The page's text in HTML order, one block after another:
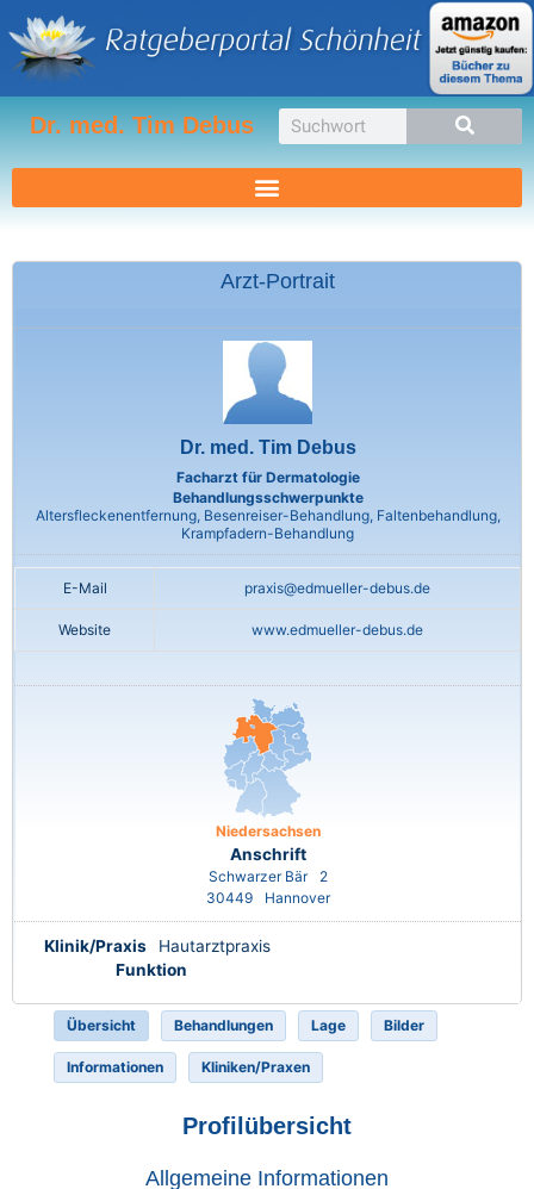
Inhalt
springen
Dr. med. Tim Debus Suche
Arzt-Portrait
Dr. med. Tim Debus
Facharzt für Dermatologie
Behandlungsschwerpunkte
Altersfleckenentfernung, Besenreiser-Behandlung, Faltenbehandlung,
Krampfadern-Behandlung
E-Mail praxis@edmueller-debus.de
Website www.edmueller-debus.de
Niedersachsen
Anschrift
Schwarzer Bär
2
30449
Hannover
Klinik/Praxis
Hautarztpraxis
Funktion
Übersicht Behandlungen Lage Bilder
Informationen Kliniken/Praxen
Profilübersicht
Allgemeine Informationen